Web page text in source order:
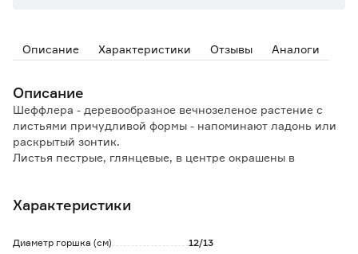
Описание Характеристики Отзывы Аналоги
Описание
Шеффлера - деревообразное вечнозеленое растение с
листьями причудливой формы - напоминают ладонь или
раскрытый зонтик.
Листья пестрые, глянцевые, в центре окрашены в
Растение может достигать в высоту до 3 м, поэтому
Любит повышенную влажность, необходимо опрыскивать
Характеристики
Диаметр горшка (см) 12/13